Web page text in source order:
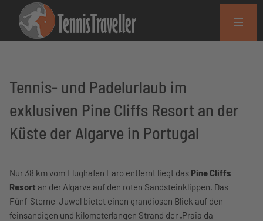
Tennis- und Padelurlaub im
exklusiven Pine Cliffs Resort an der
Küste der Algarve in Portugal
Nur 38 km vom Flughafen Faro entfernt liegt das Pine Cliffs
Resort an der Algarve auf den roten Sandsteinklippen. Das
Fünf-Sterne-Juwel bietet einen grandiosen Blick auf den
feinsandigen und kilometerlangen Strand der „Praia da